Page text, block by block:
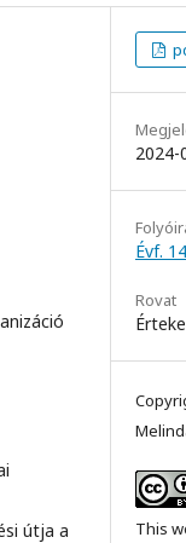
útja a
2024-
Évf.
Rovat
This